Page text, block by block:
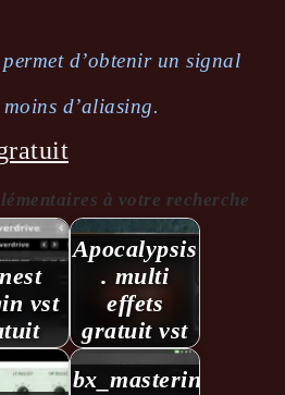
d’ob­te­nir un signal
d’alia­sing.
à votre recherche
vst
Apocalypsis
. multi
effets
gratuit vst
bx_mastering